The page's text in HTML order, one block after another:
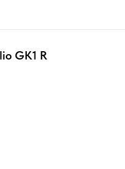
GK1 R